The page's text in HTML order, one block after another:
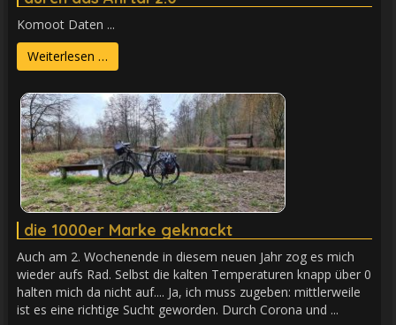
Komoot Daten ...
Weiterlesen …
die 1000er Marke geknackt
Auch am 2. Wochenende in diesem neuen Jahr zog es mich
wieder aufs Rad. Selbst die kalten Temperaturen knapp über 0
halten mich da nicht auf.... Ja, ich muss zugeben: mittlerweile
ist es eine richtige Sucht geworden. Durch Corona und ...